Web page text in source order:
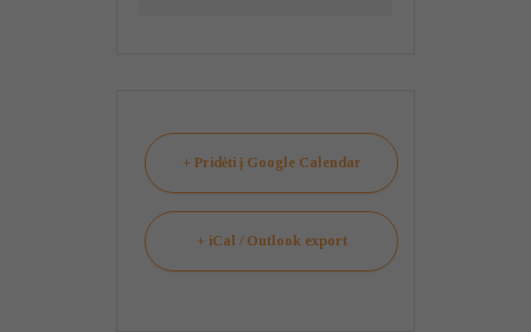
+ Pridėti į Google Calendar
+ iCal / Outlook export